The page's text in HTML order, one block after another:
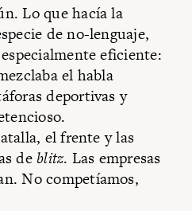
Lo que hacía la
de no-lenguaje,
eficiente:
el habla
deportivas y
el frente y las
deblitz. Las empresas
No competíamos,